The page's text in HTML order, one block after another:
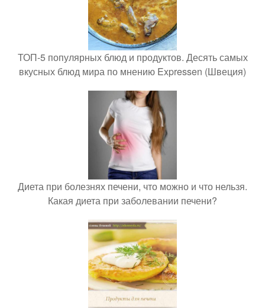
ТОП-5 популярных блюд и продуктов. Десять самых
вкусных блюд мира по мнению Expressen (Швеция)
Диета при болезнях печени, что можно и что нельзя.
Какая диета при заболевании печени?